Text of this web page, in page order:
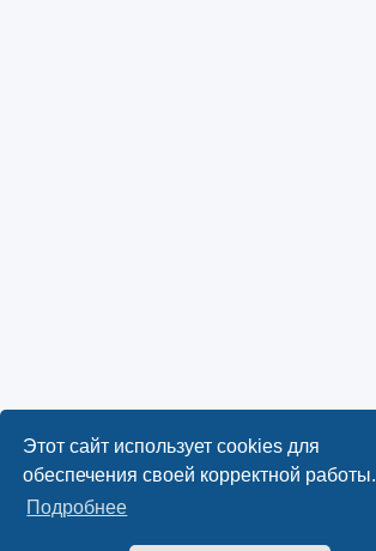
Этот сайт использует cookies для
обеспечения своей корректной работы.
Подробнее